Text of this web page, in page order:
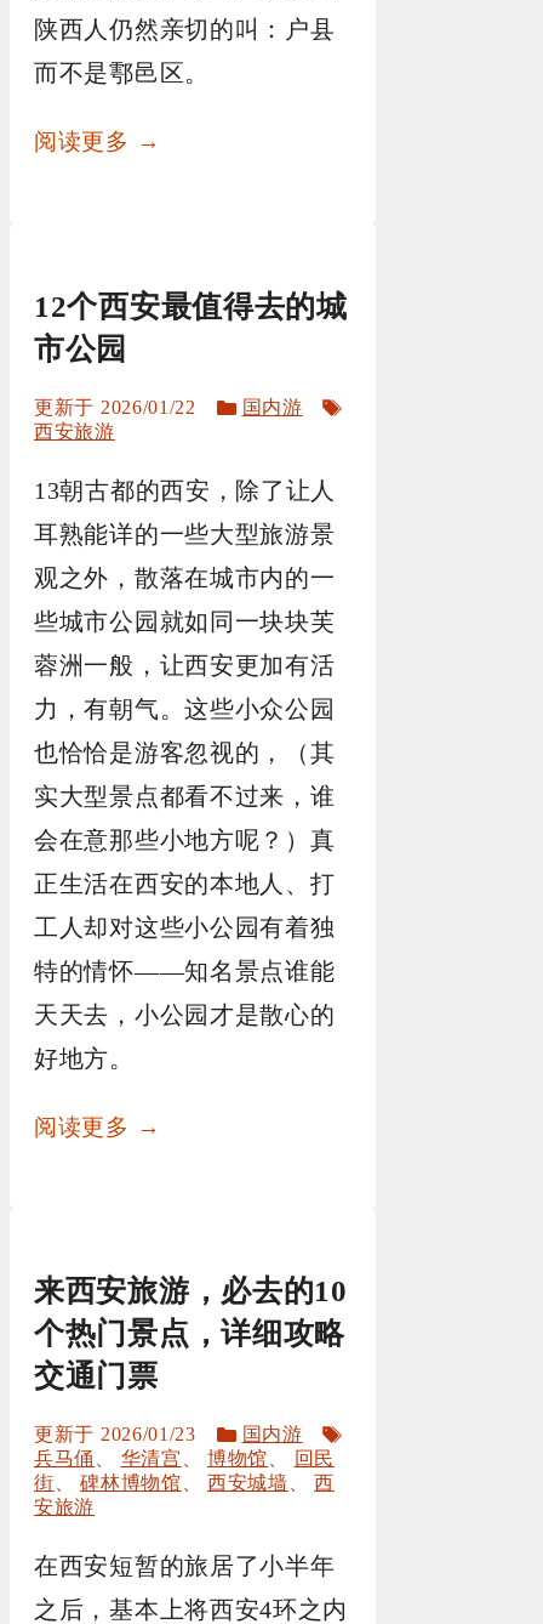
陕西人仍然亲切的叫：户县
而不是鄠邑区。
阅读更多 →
12个西安最值得去的城
市公园
2026/01/22
分
国内游
西安旅游
13朝古都的西安，除了让人
耳熟能详的一些大型旅游景
观之外，散落在城市内的一
些城市公园就如同一块块芙
蓉洲一般，让西安更加有活
力，有朝气。这些小众公园
也恰恰是游客忽视的，（其
实大型景点都看不过来，谁
会在意那些小地方呢？）真
正生活在西安的本地人、打
工人却对这些小公园有着独
特的情怀——知名景点谁能
天天去，小公园才是散心的
好地方。
阅读更多 →
来西安旅游，必去的10
个热门景点，详细攻略
交通门票
2026/01/23
分
类
国内游
兵马俑 华清宫 、博物馆
回民
街 、碑林博物馆 、西安城墙 、西
安旅游
在西安短暂的旅居了小半年
之后，基本上将西安4环之内